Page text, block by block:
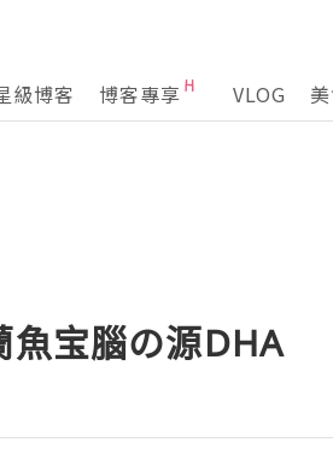
級博客 博客專享 VLOG
魚宝腦の源DHA